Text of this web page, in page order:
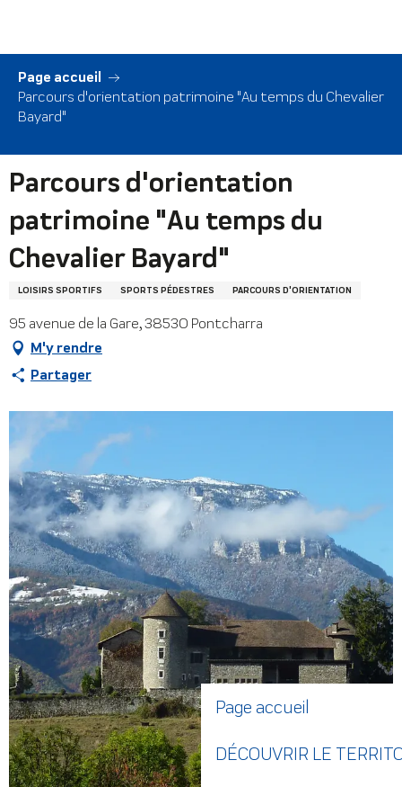
contenu
principal
Page accueil
DÉCOUVRIR LE
Page accueil
Parcours d'orientation patrimoine "Au temps du Chevalier
Bayard"
Parcours d'orientation
patrimoine "Au temps du
Chevalier Bayard"
LOISIRS SPORTIFS SPORTS PÉDESTRES PARCOURS D'ORIENTATION
95 avenue de la Gare, 38530 Pontcharra
M'y rendre
Partager